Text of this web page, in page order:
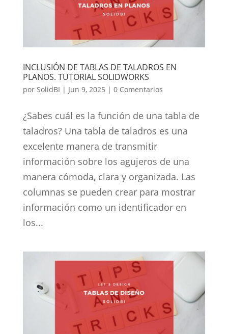
INCLUSIÓN DE TABLAS DE TALADROS EN
PLANOS. TUTORIAL SOLIDWORKS
por SolidBI | Jun 9, 2025 | 0 Comentarios
¿Sabes cuál es la función de una tabla de
taladros? Una tabla de taladros es una
excelente manera de transmitir
información sobre los agujeros de una
manera cómoda, clara y organizada. Las
columnas se pueden crear para mostrar
información como un identificador en
los...